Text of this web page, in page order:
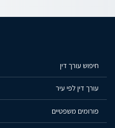
חיפוש עורך דין
עורך דין לפי עיר
פורומים משפטיים